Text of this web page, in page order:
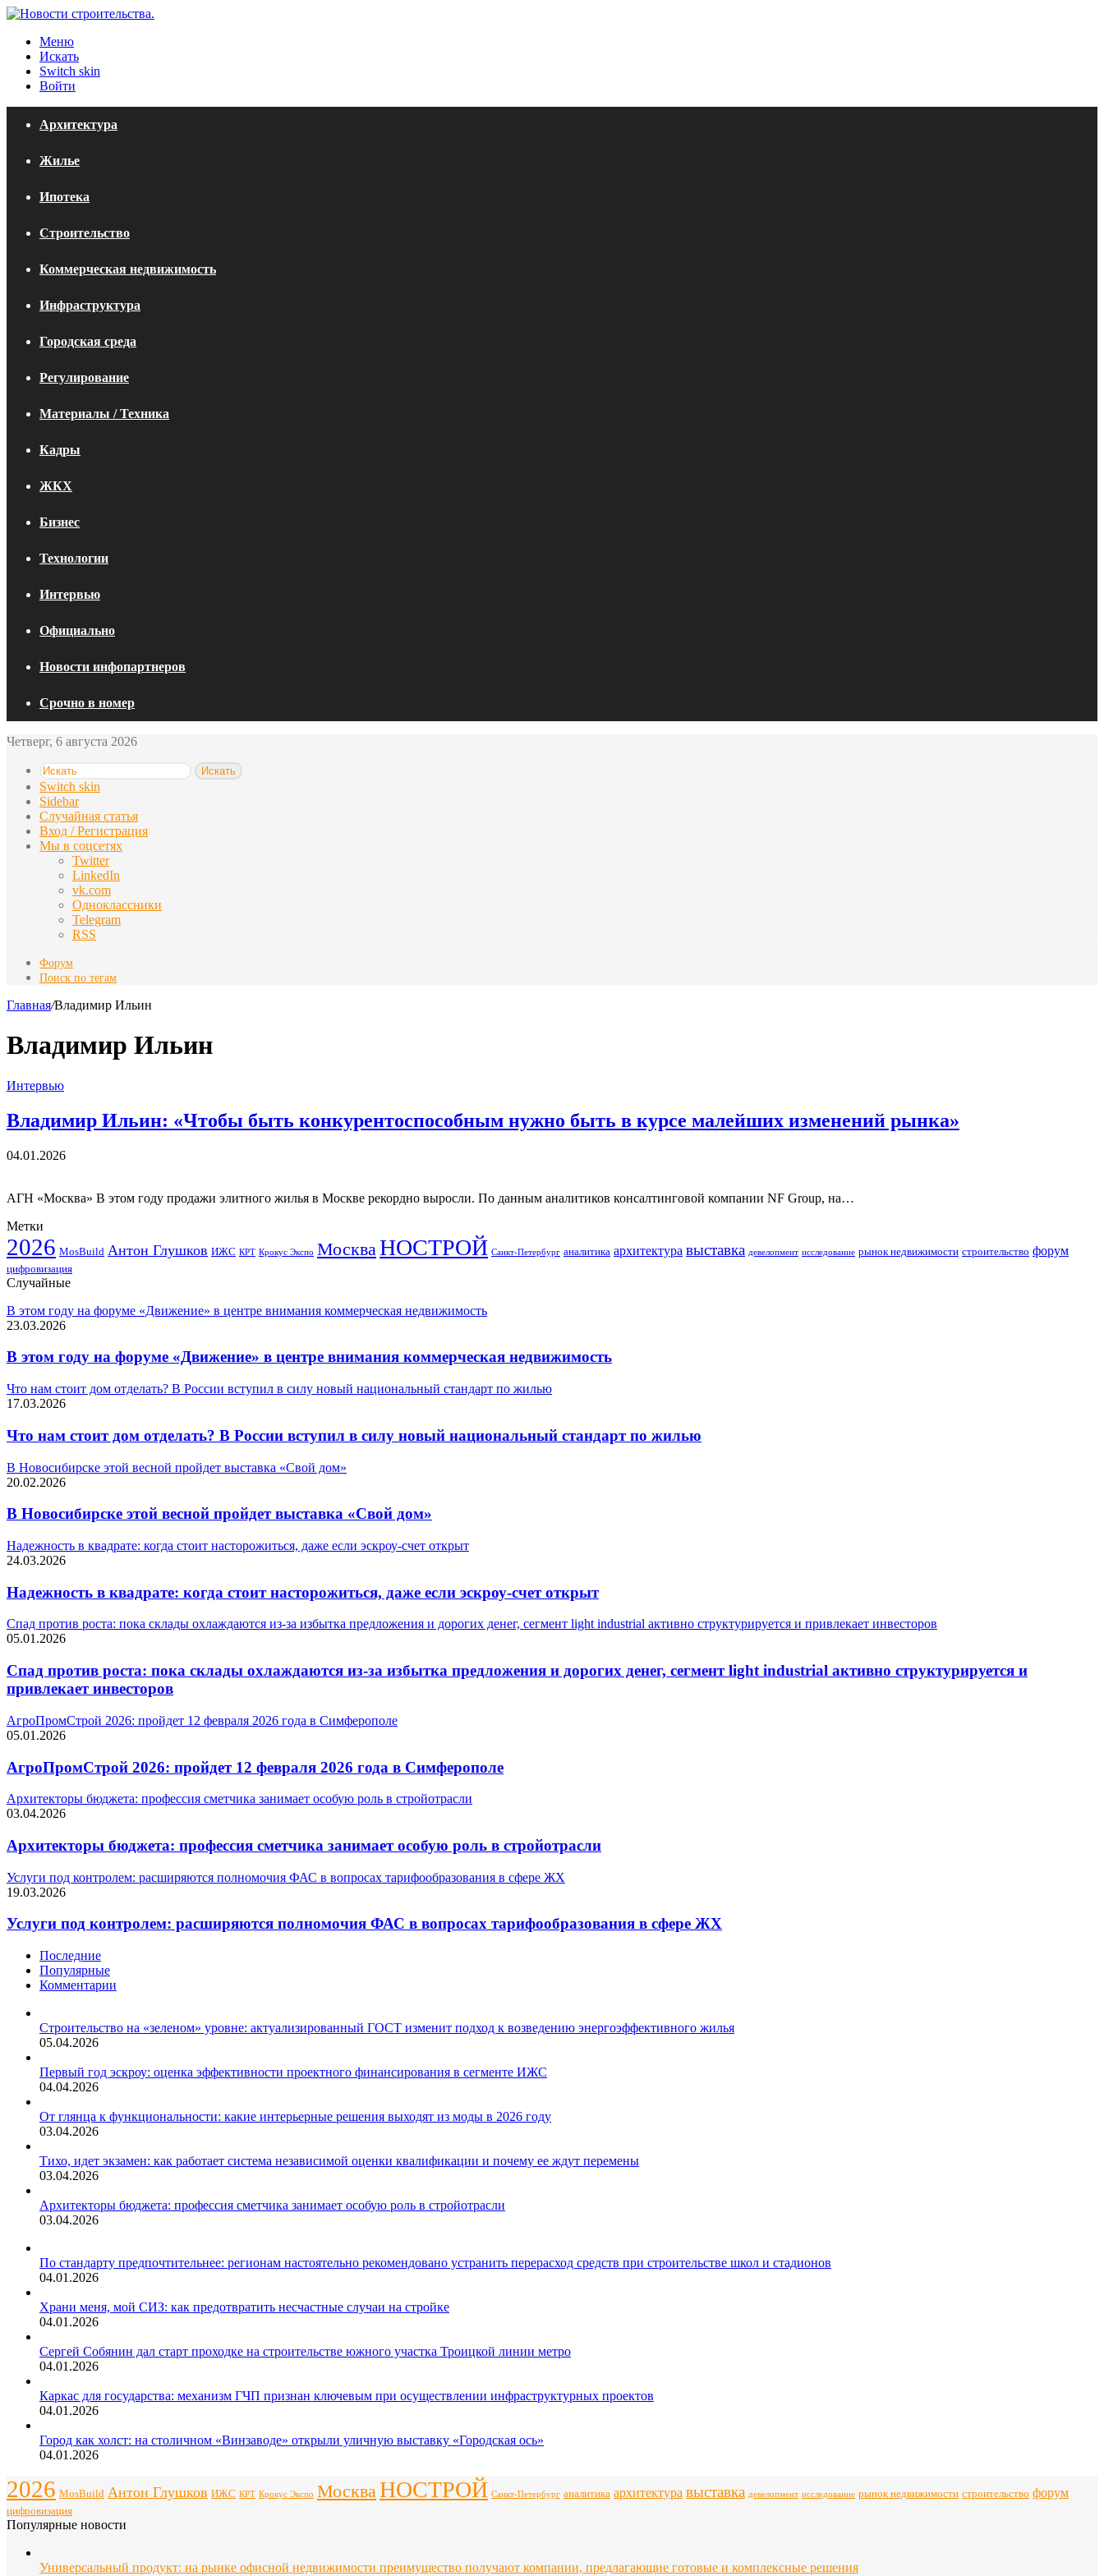
Меню
Искать
Switch skin
Войти
Архитектура
Жилье
Ипотека
Строительство
Коммерческая недвижимость
Инфраструктура
Городская среда
Регулирование
Материалы / Техника
Кадры
ЖКХ
Бизнес
Технологии
Интервью
Официально
Новости инфопартнеров
Срочно в номер
Четверг, 6 августа 2026
Искать
Switch skin
Sidebar
Случайная статья
Вход / Регистрация
Мы в соцсетях
Twitter
LinkedIn
vk.com
Одноклассники
Telegram
RSS
Форум
Поиск по тегам
Главная/Владимир Ильин
Владимир Ильин
Интервью
Владимир Ильин: «Чтобы быть конкурентоспособным нужно быть в курсе малейших изменений рынка»
04.01.2026
АГН «Москва» В этом году продажи элитного жилья в Москве рекордно выросли. По данным аналитиков консалтинговой компании NF Group, на…
Метки
2026 MosBuild Антон Глушков ИЖС КРТ Крокус Экспо Москва НОСТРОЙ Санкт-Петербург аналитика архитектура выставка девелопмент исследование рынок недвижимости строительство форум
цифровизация
Случайные
В этом году на форуме «Движение» в центре внимания коммерческая недвижимость
23.03.2026
В этом году на форуме «Движение» в центре внимания коммерческая недвижимость
Что нам стоит дом отделать? В России вступил в силу новый национальный стандарт по жилью
17.03.2026
Что нам стоит дом отделать? В России вступил в силу новый национальный стандарт по жилью
В Новосибирске этой весной пройдет выставка «Свой дом»
20.02.2026
В Новосибирске этой весной пройдет выставка «Свой дом»
Надежность в квадрате: когда стоит насторожиться, даже если эскроу-счет открыт
24.03.2026
Надежность в квадрате: когда стоит насторожиться, даже если эскроу-счет открыт
Спад против роста: пока склады охлаждаются из-за избытка предложения и дорогих денег, сегмент light industrial активно структурируется и привлекает инвесторов
05.01.2026
Спад против роста: пока склады охлаждаются из-за избытка предложения и дорогих денег, сегмент light industrial активно структурируется и
привлекает инвесторов
АгроПромСтрой 2026: пройдет 12 февраля 2026 года в Симферополе
05.01.2026
АгроПромСтрой 2026: пройдет 12 февраля 2026 года в Симферополе
Архитекторы бюджета: профессия сметчика занимает особую роль в стройотрасли
03.04.2026
Архитекторы бюджета: профессия сметчика занимает особую роль в стройотрасли
Услуги под контролем: расширяются полномочия ФАС в вопросах тарифообразования в сфере ЖХ
19.03.2026
Услуги под контролем: расширяются полномочия ФАС в вопросах тарифообразования в сфере ЖХ
Последние
Популярные
Комментарии
Строительство на «зеленом» уровне: актуализированный ГОСТ изменит подход к возведению энергоэффективного жилья
05.04.2026
Первый год эскроу: оценка эффективности проектного финансирования в сегменте ИЖС
04.04.2026
От глянца к функциональности: какие интерьерные решения выходят из моды в 2026 году
03.04.2026
Тихо, идет экзамен: как работает система независимой оценки квалификации и почему ее ждут перемены
03.04.2026
Архитекторы бюджета: профессия сметчика занимает особую роль в стройотрасли
03.04.2026
По стандарту предпочтительнее: регионам настоятельно рекомендовано устранить перерасход средств при строительстве школ и стадионов
04.01.2026
Храни меня, мой СИЗ: как предотвратить несчастные случаи на стройке
04.01.2026
Сергей Собянин дал старт проходке на строительстве южного участка Троицкой линии метро
04.01.2026
Каркас для государства: механизм ГЧП признан ключевым при осуществлении инфраструктурных проектов
04.01.2026
Город как холст: на столичном «Винзаводе» открыли уличную выставку «Городская ось»
04.01.2026
2026 MosBuild Антон Глушков ИЖС КРТ Крокус Экспо МоскваНОСТРОЙ Санкт-Петербург аналитика архитектура выставка девелопмент исследование рынок недвижимости строительство форум
цифровизация
Популярные новости
Универсальный продукт: на рынке офисной недвижимости преимущество получают компании, предлагающие готовые и комплексные решения